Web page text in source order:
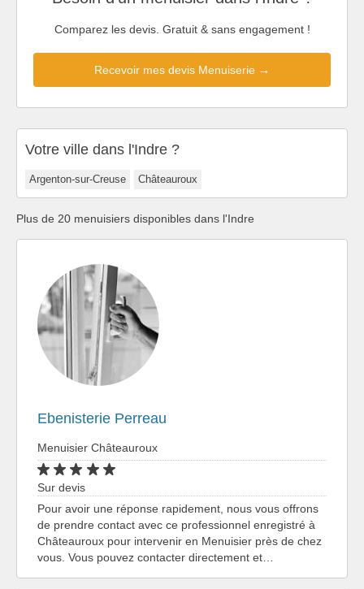
Comparez les devis. Gratuit & sans engagement !
Recevoir mes devis Menuiserie →
Votre ville dans l'Indre ?
Argenton-sur-Creuse Châteauroux
Plus de 20 menuisiers disponibles dans l'Indre
Ebenisterie Perreau
Menuisier Châteauroux
Sur devis
Pour avoir une réponse rapidement, nous vous offrons
de prendre contact avec ce professionnel enregistré à
Châteauroux pour intervenir en Menuisier près de chez
vous. Vous pouvez contacter directement et…